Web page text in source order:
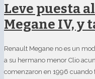
Leve puesta
Megane IV, y
Renault Megane no es un
a su hermano menor Clio
comenzaron en 1996 cuando